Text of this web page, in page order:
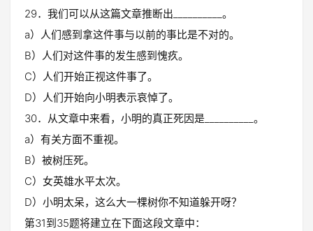
29．我们可以从这篇文章推断出__________。
a）人们感到拿这件事与以前的事比是不对的。
B）人们对这件事的发生感到愧疚。
C）人们开始正视这件事了。
D）人们开始向小明表示哀悼了。
30．从文章中来看，小明的真正死因是__________。
a）有关方面不重视。
B）被树压死。
C）女英雄水平太次。
D）小明太呆，这么大一棵树你不知道躲开呀？
第31到35题将建立在下面这段文章中：